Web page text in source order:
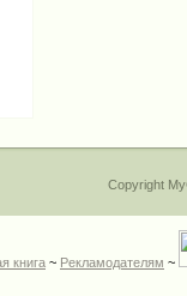
Copyright
книга ~ Рекламодателям ~